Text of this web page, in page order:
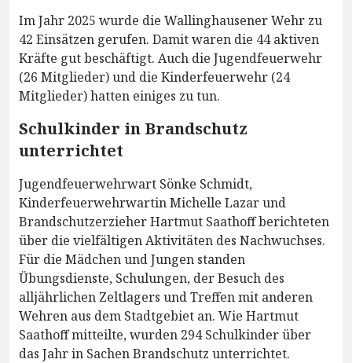
Im Jahr 2025 wurde die Wallinghausener Wehr zu
42 Einsätzen gerufen. Damit waren die 44 aktiven
Kräfte gut beschäftigt. Auch die Jugendfeuerwehr
(26 Mitglieder) und die Kinderfeuerwehr (24
Mitglieder) hatten einiges zu tun.
Schulkinder in Brandschutz
unterrichtet
Jugendfeuerwehrwart Sönke Schmidt,
Kinderfeuerwehrwartin Michelle Lazar und
Brandschutzerzieher Hartmut Saathoff berichteten
über die vielfältigen Aktivitäten des Nachwuchses.
Für die Mädchen und Jungen standen
Übungsdienste, Schulungen, der Besuch des
alljährlichen Zeltlagers und Treffen mit anderen
Wehren aus dem Stadtgebiet an. Wie Hartmut
Saathoff mitteilte, wurden 294 Schulkinder über
das Jahr in Sachen Brandschutz unterrichtet.